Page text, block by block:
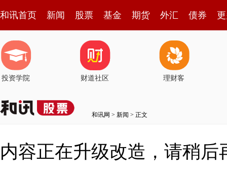
和讯首页 新闻 股票 基金 期货 外汇 债券
投资学院 财道社区 理财客
和讯网 > 新闻 > 正文
内容正在升级改造，请稍后